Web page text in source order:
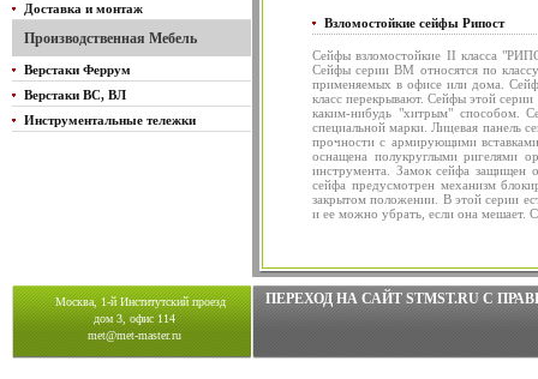
Доставка и монтаж
Производственная Мебель
Верстаки Феррум
Верстаки ВС, ВЛ
Инструментальные тележки
Взломостойкие сейфы Рипост
Сейфы взломостойкие II класса
Сейфы серии ВМ относятся по
применяемых в офисе или дома.
класс перекрывают. Сейфы этой
каким-нибудь "хитрым" способом.
специальной марки. Лицевая панель
прочности с армирующими
оснащена полукруглыми ригелями
инструмента. Замок сейфа защищен
сейфа предусмотрен механизм
закрытом положении. В этой серии
и ее можно убрать, если она
Москва, 1-й Институтский проезд
дом 3, офис 114
met@met-master.ru
ПЕРЕХОД НА САЙТ STMST.RU C